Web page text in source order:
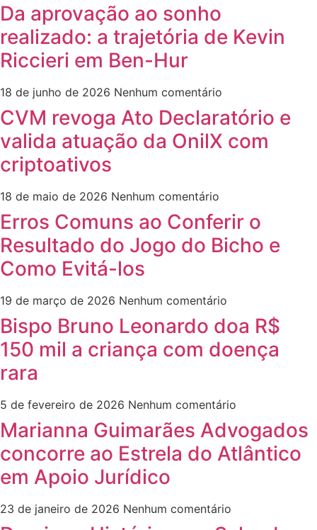
Da aprovação ao sonho
realizado: a trajetória de Kevin
Riccieri em Ben-Hur
18 de junho de 2026 Nenhum comentário
CVM revoga Ato Declaratório e
valida atuação da OnilX com
criptoativos
18 de maio de 2026 Nenhum comentário
Erros Comuns ao Conferir o
Resultado do Jogo do Bicho e
Como Evitá-los
19 de março de 2026 Nenhum comentário
Bispo Bruno Leonardo doa R$
150 mil a criança com doença
rara
5 de fevereiro de 2026 Nenhum comentário
Marianna Guimarães Advogados
concorre ao Estrela do Atlântico
em Apoio Jurídico
23 de janeiro de 2026 Nenhum comentário